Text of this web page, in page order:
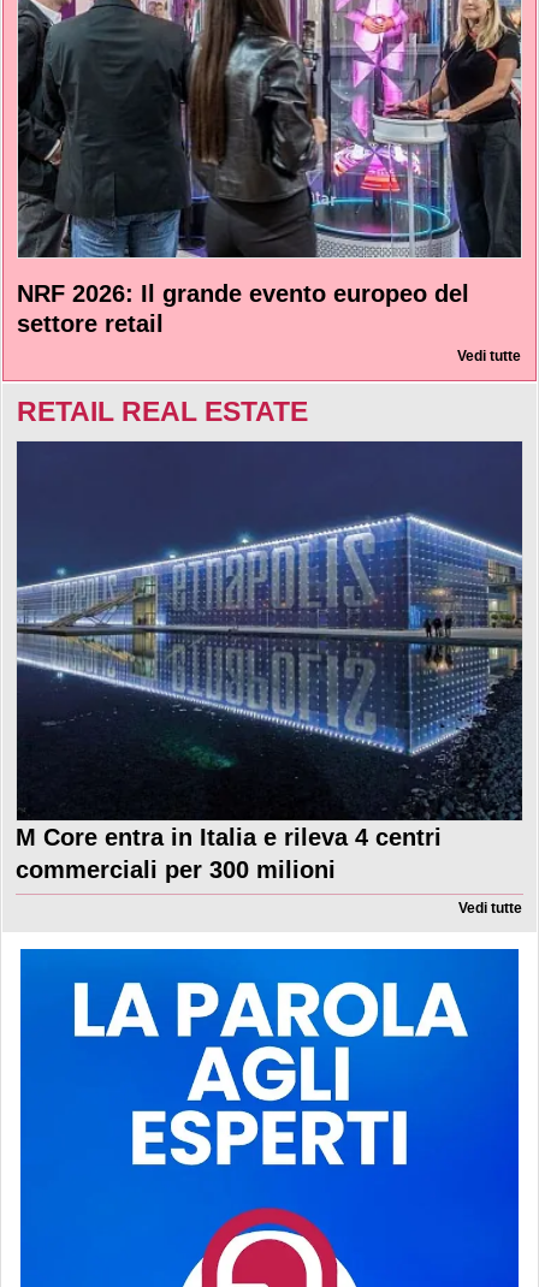
NRF 2026: Il grande evento europeo del
settore retail
Vedi tutte
RETAIL REAL ESTATE
M Core entra in Italia e rileva 4 centri
commerciali per 300 milioni
Vedi tutte